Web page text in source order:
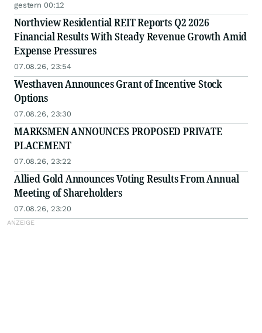
gestern 00:12
Northview Residential REIT Reports Q2 2026
Financial Results With Steady Revenue Growth Amid
Expense Pressures
07.08.26, 23:54
Westhaven Announces Grant of Incentive Stock
Options
07.08.26, 23:30
MARKSMEN ANNOUNCES PROPOSED PRIVATE
PLACEMENT
07.08.26, 23:22
Allied Gold Announces Voting Results From Annual
Meeting of Shareholders
07.08.26, 23:20